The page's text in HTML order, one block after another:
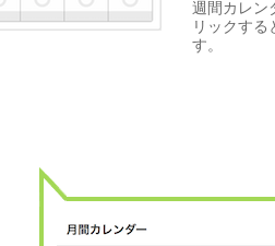
週間カレン
リックす
す。